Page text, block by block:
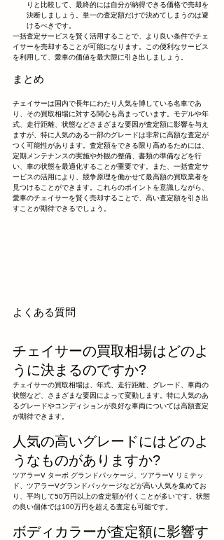
りと比較して、最終的には自分が納得できる価格で売却を
決断しましょう。単一の査定額だけで決めてしまうのは避
けるべきです。
一括査定サービスを賢く活用することで、より良い条件でチェ
イサーを売却することが可能になります。この便利なサービス
を利用して、愛車の価値を最大限に引き出しましょう。
まとめ
チェイサーは国内で長年にわたり人気を博している名車であ
り、その買取相場に対する関心も高まっています。モデルや年
式、走行距離、状態などさまざまな要因が査定額に影響を与え
ますが、特に人気のある一部のグレードは非常に高額な査定が
つく可能性があります。査定額をできる限り高めるためには、
定期メンテナンスの実施や外観の整備、書類の準備などを行
い、車の状態を最適化することが重要です。また、一括査定サ
ービスの活用により、競争原理を働かせて最高額の買取業者を
見つけることができます。これらのポイントを意識しながら、
愛車のチェイサーを賢く売却することで、高い査定額を引き出
すことが期待できるでしょう。
よくある質問
チェイサーの買取相場はどのよ
うに決まるのですか?
チェイサーの買取相場は、年式、走行距離、グレード、車両の
状態など、さまざまな要因によって変動します。特に人気のあ
るグレードやコンディションが良好な車両については高額査定
が期待できます。
人気の高いグレードにはどのよ
うなものがありますか?
ツアラーV ターボ グランドパッケージ、ツアラーV リミテッ
ド、ツアラーVグランドパッケージなどが高い人気を集めてお
り、平均して50万円以上の査定額が付くことが多いです。状態
の良い個体では100万円を超える査定も可能です。
ボディカラーが査定額に影響す